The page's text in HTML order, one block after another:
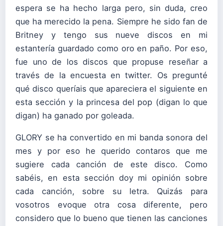
espera se ha hecho larga pero, sin duda, creo
que ha merecido la pena. Siempre he sido fan de
Britney y tengo sus nueve discos en mi
estantería guardado como oro en paño. Por eso,
fue uno de los discos que propuse reseñar a
través de la encuesta en twitter. Os pregunté
qué disco queríais que apareciera el siguiente en
esta sección y la princesa del pop (digan lo que
digan) ha ganado por goleada.
GLORY se ha convertido en mi banda sonora del
mes y por eso he querido contaros que me
sugiere cada canción de este disco. Como
sabéis, en esta sección doy mi opinión sobre
cada canción, sobre su letra. Quizás para
vosotros evoque otra cosa diferente, pero
considero que lo bueno que tienen las canciones